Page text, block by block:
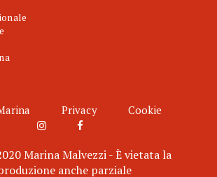
Privacy Cookie
Marina Malvezzi - È vietata la
anche parziale